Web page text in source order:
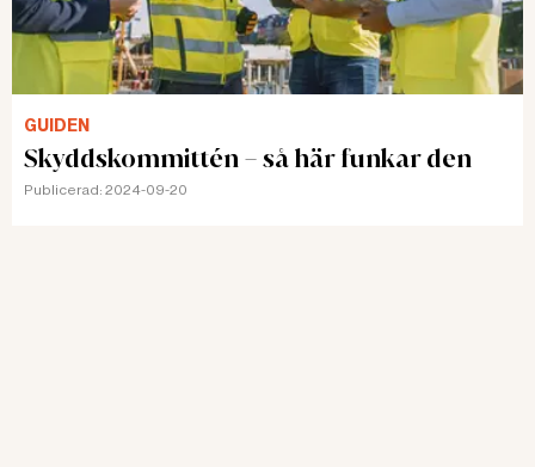
GUIDEN
Skyddskommittén – så här funkar den
Publicerad: 2024-09-20